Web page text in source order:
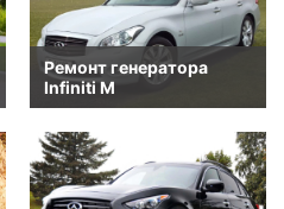
Ремонт генератора
Infiniti M